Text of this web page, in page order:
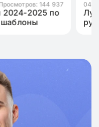
Просмотров: 33
в ЕГЭ по